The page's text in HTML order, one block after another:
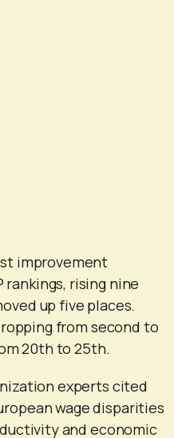
improvement
rising nine
up five places.
from second to
20th to 25th.
experts cited
wage disparities
and economic